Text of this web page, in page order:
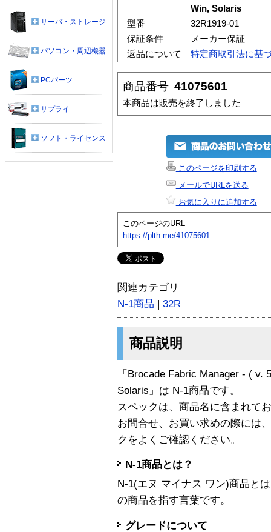
Win, Solaris
型番
32R1919-01
保証条件
メーカー保証
返品について
特定商取引法に基
商品番号 41075601
本商品は販売を終了しました
このページを印刷する
メールでURLを送る
お気に入りに追加する
このページのURL
https://plth.me/41075601
関連カテゴリ
N-1商品 | 32R
商品説明
「Brocade Fabric Manager - (
Solaris」は N-1商品です。
スペックは、商品名に含まれて
お問合せ、お買い求めの際には
クをよくご確認ください。
N-1商品とは？
N-1(エヌ マイナス ワン)商品と
の商品を指す言葉です。
グレードについて
サーバ・ストレージ
パソコン・周辺機器
PCパーツ
サプライ
ソフト・ライセンス